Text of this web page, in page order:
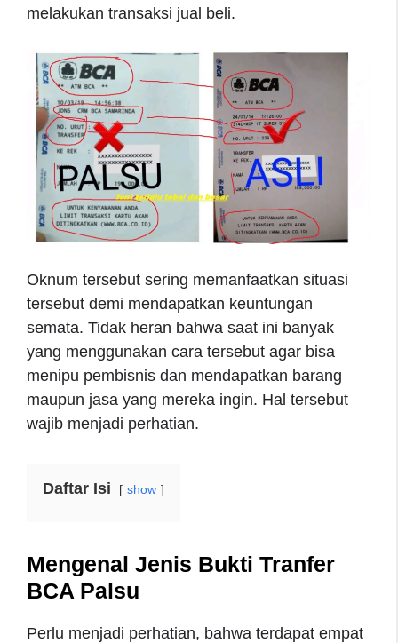
melakukan transaksi jual beli.
Oknum tersebut sering memanfaatkan situasi
tersebut demi mendapatkan keuntungan
semata. Tidak heran bahwa saat ini banyak
yang menggunakan cara tersebut agar bisa
menipu pembisnis dan mendapatkan barang
maupun jasa yang mereka ingin. Hal tersebut
wajib menjadi perhatian.
Daftar Isi show
Mengenal Jenis Bukti Tranfer
BCA Palsu
Perlu menjadi perhatian, bahwa terdapat empat